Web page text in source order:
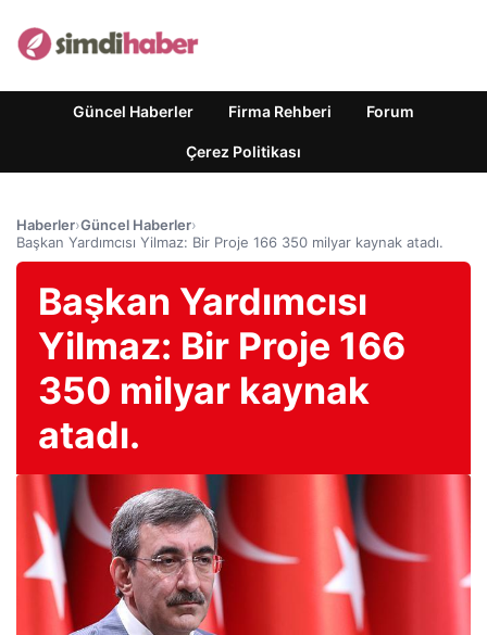
Güncel Haberler Firma Rehberi Forum
Çerez Politikası
Haberler›Güncel Haberler›
Başkan Yardımcısı Yilmaz: Bir Proje 166 350 milyar kaynak atadı.
Başkan Yardımcısı
Yilmaz: Bir Proje 166
350 milyar kaynak
atadı.